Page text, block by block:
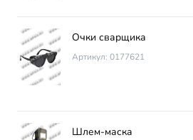
Очки сварщика
Артикул: 0177621
Шлем-маска